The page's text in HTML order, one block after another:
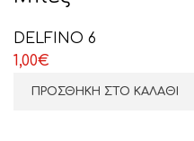
DELFINO 6
1,00€
ΠΡΟΣΘΉΚΗ ΣΤΟ ΚΑΛΆΘΙ